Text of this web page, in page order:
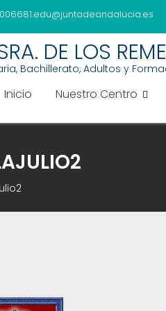
DE LOS
Bachillerato, Adultos y
Inicio Nuestro Centro